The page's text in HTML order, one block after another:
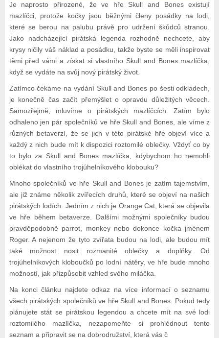
Je naprosto přirozené, že ve hře Skull and Bones existují
mazlíčci, protože kočky jsou běžnými členy posádky na lodi,
které se berou na palubu právě pro udržení škůdců stranou.
Jako nadcházející pirátská legenda rozhodně nechcete, aby
krysy ničily váš náklad a posádku, takže byste se měli inspirovat
těmi před vámi a získat si vlastního Skull and Bones mazlíčka,
když se vydáte na svůj nový pirátský život.
Zatímco čekáme na vydání Skull and Bones po šesti odkladech,
je konečně čas začít přemýšlet o opravdu důležitých věcech.
Samozřejmě, mluvíme o pirátských mazlíčcích. Zatím bylo
odhaleno jen pár společníků ve hře Skull and Bones, ale víme z
různých betaverzí, že se jich v této pirátské hře objeví více a
každý z nich bude mít k dispozici roztomilé oblečky. Vždyť co by
to bylo za Skull and Bones mazlíčka, kdybychom ho nemohli
oblékat do vlastního trojúhelníkového klobouku?
Mnoho společníků ve hře Skull and Bones je zatím tajemstvím,
ale již známe několik zvířecích druhů, které se objeví na našich
pirátských lodích. Jedním z nich je Orange Cat, která se objevila
ve hře během betaverze. Dalšími možnými společníky budou
pravděpodobně parrot, monkey nebo dokonce kočka jménem
Roger. A nejenom že tyto zvířata budou na lodi, ale budou mít
také možnost nosit rozmanité oblečky a doplňky. Od
trojúhelníkových kloboučků po lodní nátěry, ve hře bude mnoho
možností, jak přizpůsobit vzhled svého miláčka.
Na konci článku najdete odkaz na více informací o seznamu
všech pirátských společníků ve hře Skull and Bones. Pokud tedy
plánujete stát se pirátskou legendou a chcete mít na své lodi
roztomilého mazlíčka, nezapomeňte si prohlédnout tento
seznam a připravit se na dobrodružství, která vás č